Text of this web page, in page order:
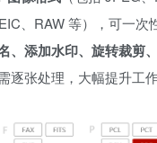
、RAW 等），可一次
、添加水印、旋转裁剪
逐张处理，大幅提升工作